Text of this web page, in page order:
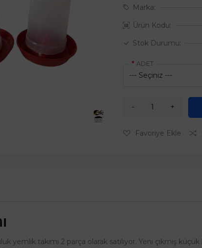
Marka:
Ürün Kodu:
Stok Durumu:
ADET
Favoriye Ekle
yemlik takımı 2 parça olarak satılıyor. Yeni çıkmış